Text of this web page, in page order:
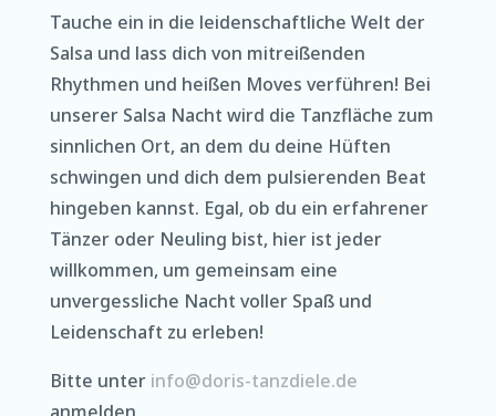
Tauche ein in die leidenschaftliche Welt der
Salsa und lass dich von mitreißenden
Rhythmen und heißen Moves verführen! Bei
unserer Salsa Nacht wird die Tanzfläche zum
sinnlichen Ort, an dem du deine Hüften
schwingen und dich dem pulsierenden Beat
hingeben kannst. Egal, ob du ein erfahrener
Tänzer oder Neuling bist, hier ist jeder
willkommen, um gemeinsam eine
unvergessliche Nacht voller Spaß und
Leidenschaft zu erleben!
Bitte unter info@doris-tanzdiele.de